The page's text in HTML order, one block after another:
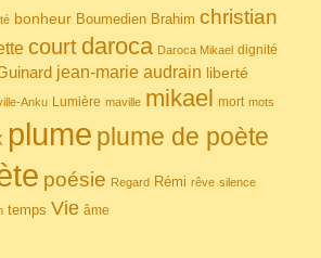
bonheur Boumedien Brahim christian
court daroca Daroca Mikael dignité
jean-marie audrain liberté
Anku Lumière maville mikael mort mots
plume plume de poète
poésie Regard Rémi rêve silence
temps Vie âme